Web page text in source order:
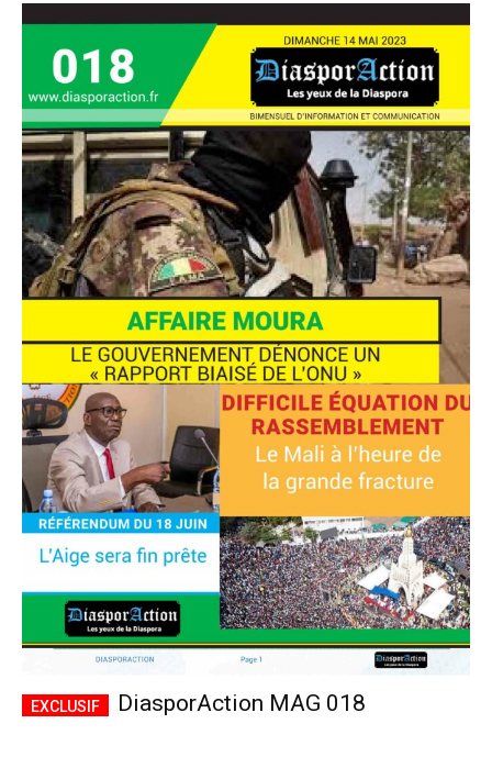
DiasporAction MAG 018